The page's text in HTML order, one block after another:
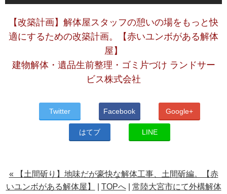
【改築計画】解体屋スタッフの憩いの場をもっと快
適にするための改築計画。【赤いユンボがある解体
屋】
建物解体・遺品生前整理・ゴミ片づけ ランドサー
ビス株式会社
Twitter Facebook Google+
はてブ LINE
« 【土間斫り】地味だが豪快な解体工事、土間斫編。【赤
いユンボがある解体屋】
TOPへ| 常陸大宮市にて外構解体